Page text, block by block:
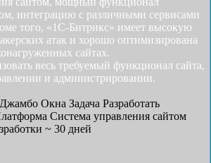
интеграцию с различными сервисами
того, «1С-Битрикс» имеет высокую
атак и хорошо оптимизирована
сайтах.
весь требуемый функционал сайта,
и администрировании.
Джамбо Окна Задача Разработать
Система управления сайтом
~ 30 дней